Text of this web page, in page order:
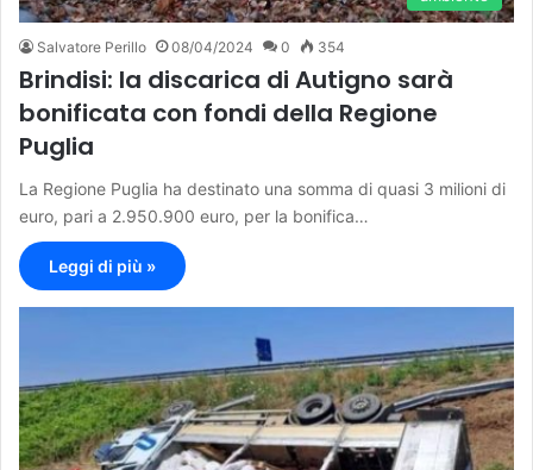
Salvatore Perillo 08/04/2024 0 354
Brindisi: la discarica di Autigno sarà
bonificata con fondi della Regione
Puglia
La Regione Puglia ha destinato una somma di quasi 3 milioni di
euro, pari a 2.950.900 euro, per la bonifica…
Leggi di più »